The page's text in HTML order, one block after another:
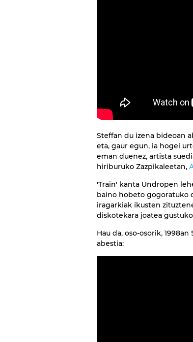
Steffan du izena bideoan
eta, gaur egun, ia hogei
eman duenez, artista
hiriburuko Zazpikaleetan,
'Train' kanta Undropen
baino hobeto gogoratuko
iragarkiak ikusten
diskotekara joatea
Hau da, oso-osorik,
abestia: